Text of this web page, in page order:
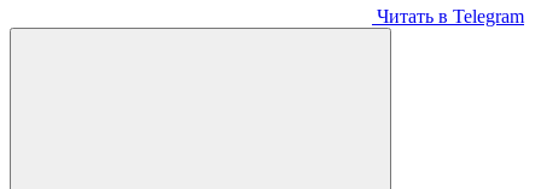
Читать в Telegram